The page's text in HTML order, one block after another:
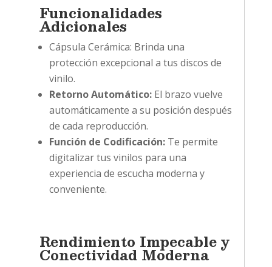
Funcionalidades
Adicionales
Cápsula Cerámica: Brinda una
protección excepcional a tus discos de
vinilo.
Retorno Automático:El brazo vuelve
automáticamente a su posición después
de cada reproducción.
Función de Codificación:Te permite
digitalizar tus vinilos para una
experiencia de escucha moderna y
conveniente.
Rendimiento Impecable y
Conectividad Moderna